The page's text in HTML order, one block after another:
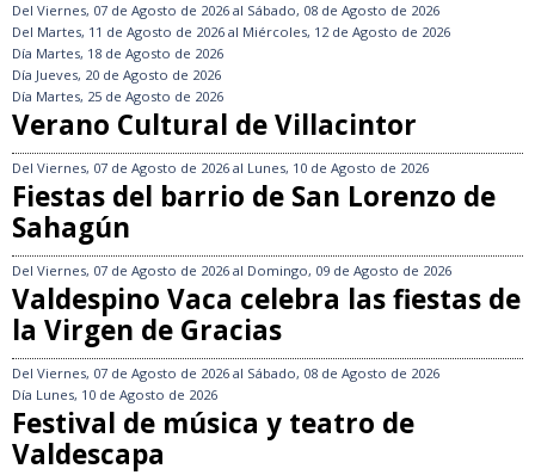
Del Viernes, 07 de Agosto de 2026 al Sábado, 08 de Agosto de 2026
Del Martes, 11 de Agosto de 2026 al Miércoles, 12 de Agosto de 2026
Día Martes, 18 de Agosto de 2026
Día Jueves, 20 de Agosto de 2026
Día Martes, 25 de Agosto de 2026
Verano Cultural de Villacintor
Del Viernes, 07 de Agosto de 2026 al Lunes, 10 de Agosto de 2026
Fiestas del barrio de San Lorenzo de
Sahagún
Del Viernes, 07 de Agosto de 2026 al Domingo, 09 de Agosto de 2026
Valdespino Vaca celebra las fiestas de
la Virgen de Gracias
Del Viernes, 07 de Agosto de 2026 al Sábado, 08 de Agosto de 2026
Día Lunes, 10 de Agosto de 2026
Festival de música y teatro de
Valdescapa